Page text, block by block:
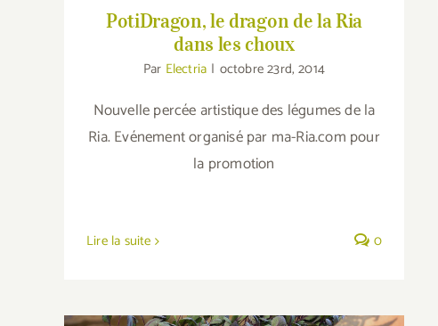
PotiDragon, le dragon de la Ria
dans les choux
Par Electria | octobre 23rd, 2014
Nouvelle percée artistique des légumes de la
Ria. Evénement organisé par ma-Ria.com pour
la promotion
Lire la suite 0